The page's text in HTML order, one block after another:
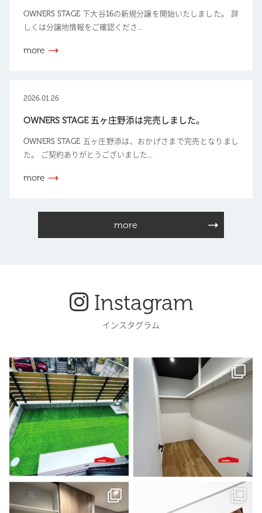
OWNERS STAGE 下大谷16の新規分譲を開始いたしました。 詳
しくは分譲地情報をご確認くださ...
more
2026.01.26
OWNERS STAGE 五ヶ庄野添は完売しました。
OWNERS STAGE 五ヶ庄野添は、おかげさまで完売となりまし
た。 ご契約ありがとうございました...
more
more
Instagram
インスタグラム